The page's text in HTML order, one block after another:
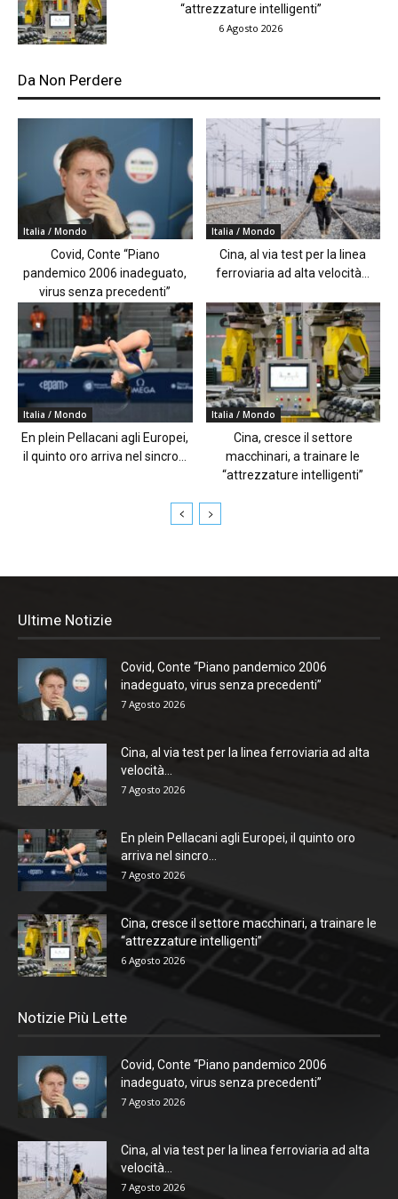
“attrezzature intelligenti”
6 Agosto 2026
Da Non Perdere
Italia / Mondo
Covid, Conte “Piano
pandemico 2006 inadeguato,
virus senza precedenti”
Italia / Mondo
Cina, al via test per la linea
ferroviaria ad alta velocità...
Italia / Mondo
En plein Pellacani agli Europei,
il quinto oro arriva nel sincro...
Italia / Mondo
Cina, cresce il settore
macchinari, a trainare le
“attrezzature intelligenti”
Ultime Notizie
Covid, Conte “Piano pandemico 2006
inadeguato, virus senza precedenti”
7 Agosto 2026
Cina, al via test per la linea ferroviaria ad alta
velocità...
7 Agosto 2026
En plein Pellacani agli Europei, il quinto oro
arriva nel sincro...
7 Agosto 2026
Cina, cresce il settore macchinari, a trainare le
“attrezzature intelligenti”
6 Agosto 2026
Notizie Più Lette
Covid, Conte “Piano pandemico 2006
inadeguato, virus senza precedenti”
7 Agosto 2026
Cina, al via test per la linea ferroviaria ad alta
velocità...
7 Agosto 2026